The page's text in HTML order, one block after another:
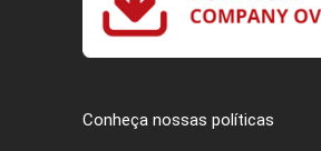
Conheça nossas políticas